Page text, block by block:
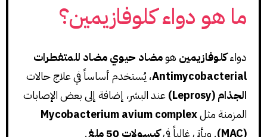
ما هو دواء كلوفازيمين؟
دواءكلوفازيمين هومضاد حيوي مضاد للمتفطرات
Antimycobacterial، يُستخدم أساساً في علاج حالات
الجذام (Leprosy)
عند البشر، إضافة إلى بعض الإصابات
المزمنة مثلMycobacterium avium complex
(MAC). ويأتي غالباً فيكبسولات 50 ملغ .